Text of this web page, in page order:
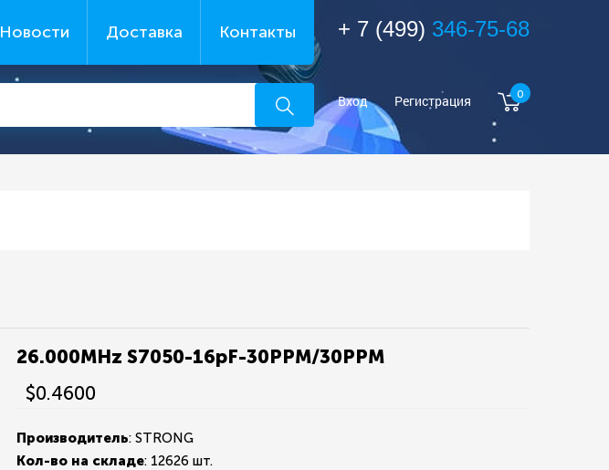
Новости Доставка Контакты + 7 (499) 346-75-68
Вход Регистрация 0
26.000MHz S7050-16pF-30PPM/30PPM
$0.4600
Производитель: STRONG
Кол-во на складе: 12626 шт.